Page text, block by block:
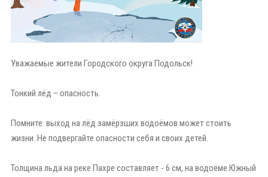
Уважаемые жители Городского округа Подольск!
Тонкий лёд – опасность.
Помните: выход на лёд замёрзших водоёмов может стоить
жизни. Не подвергайте опасности себя и своих детей.
Толщина льда на реке Пахре составляет - 6 см, на водоёме Южный